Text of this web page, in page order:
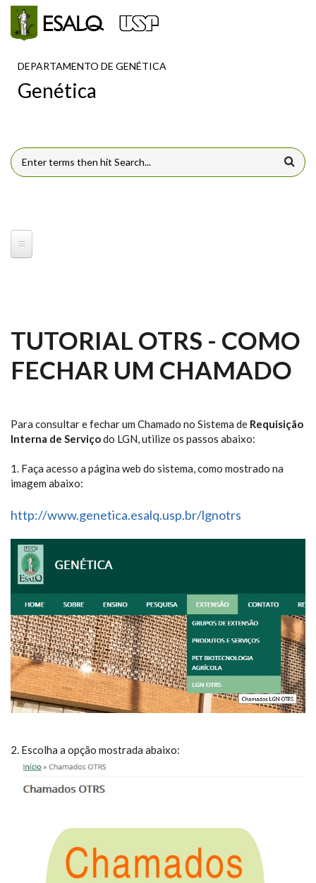
Pular para o conteúdo principal
DEPARTAMENTO DE GENÉTICA
Genética
FORMULÁRIO DE BUSCA
TUTORIAL OTRS - COMO
FECHAR UM CHAMADO
Para consultar e fechar um Chamado no Sistema de Requisição
Interna de Serviçodo LGN, utilize os passos abaixo:
1. Faça acesso a página web do sistema, como mostrado na
imagem abaixo:
http://www.genetica.esalq.usp.br/lgnotrs
2. Escolha a opção mostrada abaixo: